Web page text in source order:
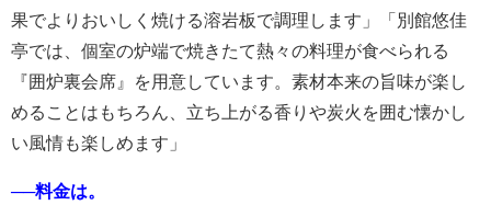
果でよりおいしく焼ける溶岩板で調理します」「別館悠佳
亭では、個室の炉端で焼きたて熱々の料理が食べられる
『囲炉裏会席』を用意しています。素材本来の旨味が楽し
めることはもちろん、立ち上がる香りや炭火を囲む懐かし
い風情も楽しめます」
──料金は。